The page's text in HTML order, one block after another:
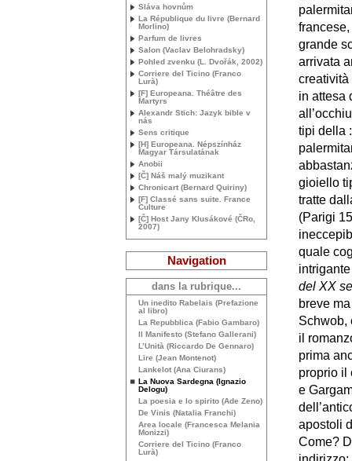
grande
arrivata
creatività
in attesa
tipi della
gioiello
tratte
(Parigi
quale
del XX
breve
Schwob,
il
prima
proprio il
e
apostoli
Come?
Sláva hovnům
La République du livre (Bernard
Morlino)
Parfum de livres
Salon (Vaclav Belohradsky)
Pohled zvenku (L. Dvořák, 2002)
Corriere del Ticino (Franco
Lurà)
[F] Europeana. Théâtre des
Martyrs
Alexandr Stich: Jazyk bible v
nás
Sens critique
[H] Europeana. Népszínház
Magyar Társulatának
Anobii
[Č] Náš malý muzikant
Chronicart (Bernard Quiriny)
[F] Classé sans suite. France
Culture
[Č] Host Jany Klusákové (ČRo,
2007)
Navigation
dans la rubrique...
Un inedito Rabelais (Prefazione
al libro)
La Repubblica (Fabio Gambaro)
Il Manifesto (Stefano Gallerani)
L’Unità (Riccardo De Gennaro)
Lire (Jean Montenot)
Lankelot (Ana Ciurans)
La Nuova Sardegna (Ignazio
Delogu)
La poesia e lo spirito (Ade Zeno)
De Vinis (Natalia Franchi)
Area locale (Francesca Melania
Monizzi)
Corriere del Ticino (Franco
Lurà)